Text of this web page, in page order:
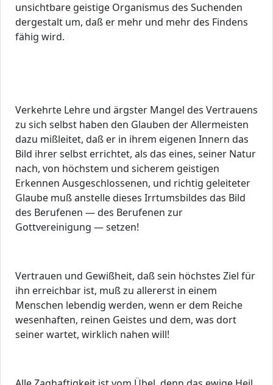
unsichtbare geistige Organismus des Suchenden
dergestalt um, daß er mehr und mehr des Findens
fähig wird.
Verkehrte Lehre und ärgster Mangel des Vertrauens
zu sich selbst haben den Glauben der Allermeisten
dazu mißleitet, daß er in ihrem eigenen Innern das
Bild ihrer selbst errichtet, als das eines, seiner Natur
nach, von höchstem und sicherem geistigen
Erkennen Ausgeschlossenen, und richtig geleiteter
Glaube muß anstelle dieses Irrtumsbildes das Bild
des Berufenen — des Berufenen zur
Gottvereinigung — setzen!
Vertrauen und Gewißheit, daß sein höchstes Ziel für
ihn erreichbar ist, muß zu allererst in einem
Menschen lebendig werden, wenn er dem Reiche
wesenhaften, reinen Geistes und dem, was dort
seiner wartet, wirklich nahen will!